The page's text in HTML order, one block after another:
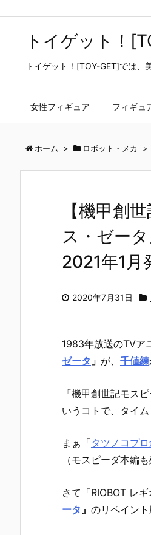
トイゲット！
トイゲット！[TOY-GET]では、
女性フィギュア フィギュ
ホーム > ロボット・メカ >
【機甲創
ス・ゼー
2021年1
2020年7月31日
1983年放送のTVア
ゼータ 」 が、 千値練
『機甲創世記モス
いうコトで、タイ
まぁ「タツノコプ
（モスピーダ本編
さて「RIOBOT レ
ータ 』 のリペイント